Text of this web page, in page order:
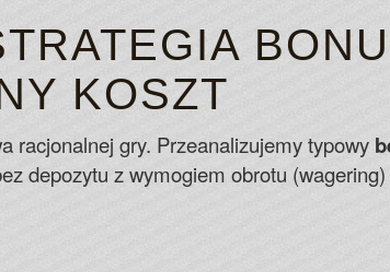
KOSZT
racjonalnej gry. Przeanalizujemy typowy
depozytu z wymogiem obrotu